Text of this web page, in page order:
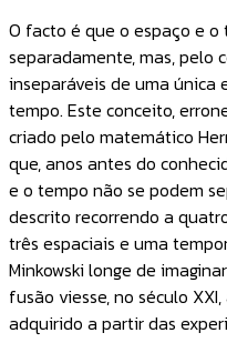
O facto é que o espaço e
separadamente, mas, pelo
inseparáveis de uma
tempo. Este conceito,
criado pelo matemático
que, anos antes do
e o tempo não se podem
descrito recorrendo a
três espaciais e uma
Minkowski longe de
fusão viesse, no século
adquirido a partir das